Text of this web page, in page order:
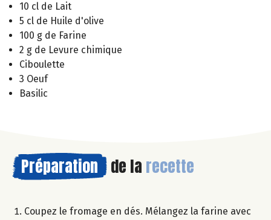
10 cl de Lait
5 cl de Huile d'olive
100 g de Farine
2 g de Levure chimique
Ciboulette
3 Oeuf
Basilic
Préparation de la recette
Coupez le fromage en dés. Mélangez la farine avec